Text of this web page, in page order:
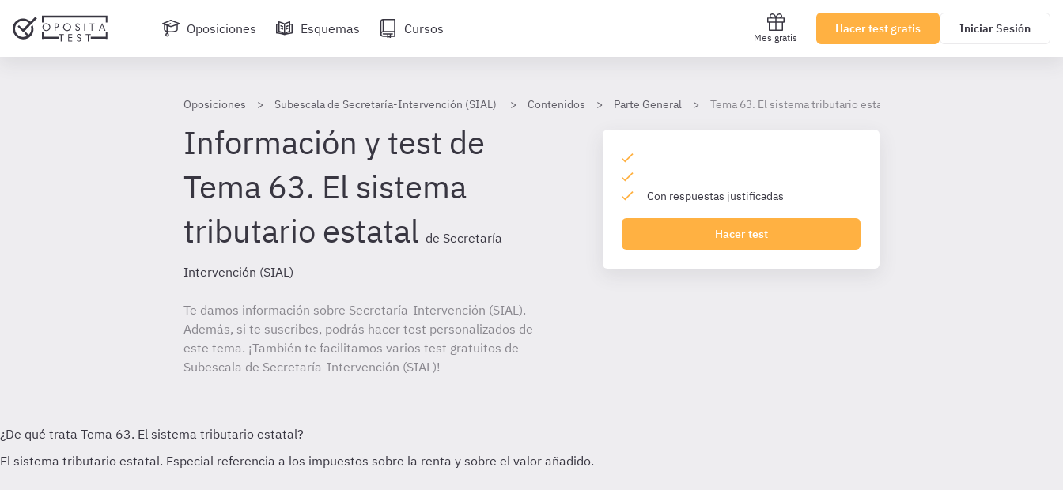
Oposiciones Esquemas Cursos
Mes gratis
Hacer test gratis Iniciar Sesión
Oposiciones Subescala de Secretaría-Intervención (SIAL) Contenidos Parte General Tema 63. El sistema tributario estatal
Información y test de
Tema 63. El sistema
tributario estatal de Secretaría-
Intervención (SIAL)
Te damos información sobre Secretaría-Intervención (SIAL).
Además, si te suscribes, podrás hacer test personalizados de
este tema. ¡También te facilitamos varios test gratuitos de
Subescala de Secretaría-Intervención (SIAL)!
Con respuestas justificadas
Hacer test